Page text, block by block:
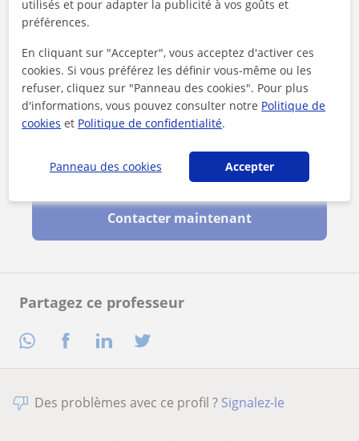
Partagez ce professeur
En cliquant sur l'un des deux boutons, vous acceptez nos
mentions légaleset deconfidentialité
Contacter maintenant
Des problèmes avec ce profil ? Signalez-le
utilisés et pour adapter la publicité à vos goûts et
préférences.
En cliquant sur "Accepter", vous acceptez d'activer ces
cookies. Si vous préférez les définir vous-même ou les
refuser, cliquez sur "Panneau des cookies". Pour plus
d'informations, vous pouvez consulter notre Politique de
cookies et Politique de confidentialité.
Panneau des cookies Accepter